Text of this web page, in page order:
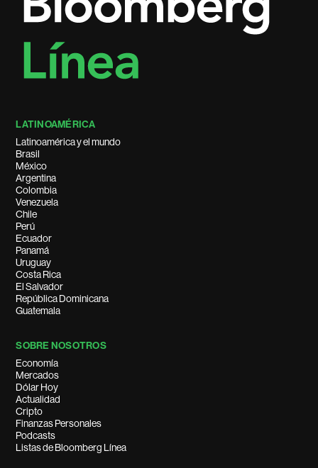
LATINOAMÉRICA
Latinoamérica y el mundo
Brasil
México
Argentina
Colombia
Venezuela
Chile
Perú
Ecuador
Panamá
Uruguay
Costa Rica
El Salvador
República Dominicana
Guatemala
SOBRE NOSOTROS
Economía
Mercados
Dólar Hoy
Actualidad
Cripto
Finanzas Personales
Podcasts
Listas de Bloomberg Línea